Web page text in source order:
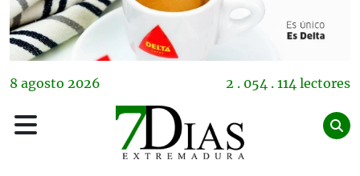
8 agosto 2026 2 . 054 . 114 lectores